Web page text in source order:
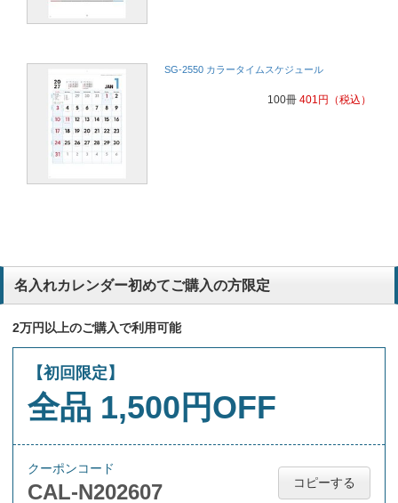
い勝手が良いと好評です。
見やすいから 介護
大きくて見やすい
昨年と同じ 電気工事
建設現場にはスケジュールを記入できるカレンダーが必要で、年末の
あいさつで持ってゆくと喜ばれるため。
お客様に好評だったため 建設業
書き込めて、大きさがちょうどよかったから 保険業
SG-2550 カラータイムスケジュール
100冊 401 円 （税込）
名入れカレンダー初めてご購入の方限定
2万円以上のご購入で利用可能
【初回限定】
全品 1,500円OFF
クーポンコード
CAL-N202607 コピーする